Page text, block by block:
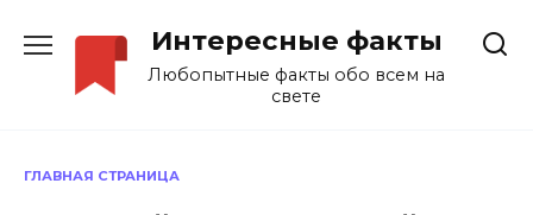
содержанию
Интересные факты
Любопытные факты обо всем на
свете
ГЛАВНАЯ СТРАНИЦА